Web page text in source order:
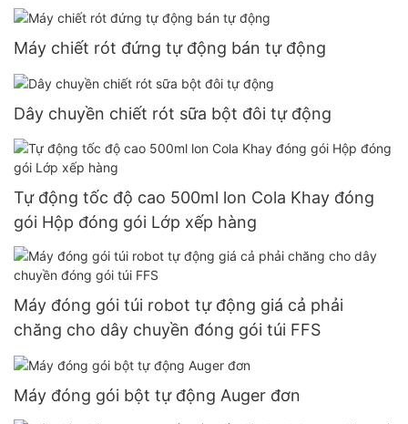
Máy chiết rót đứng tự động bán tự động
Dây chuyền chiết rót sữa bột đôi tự động
Tự động tốc độ cao 500ml lon Cola Khay đóng
gói Hộp đóng gói Lớp xếp hàng
Máy đóng gói túi robot tự động giá cả phải
chăng cho dây chuyền đóng gói túi FFS
Máy đóng gói bột tự động Auger đơn